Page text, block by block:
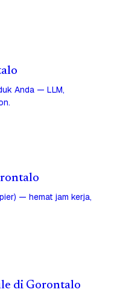
Anda — LLM,
— hemat jam kerja,
di Gorontalo